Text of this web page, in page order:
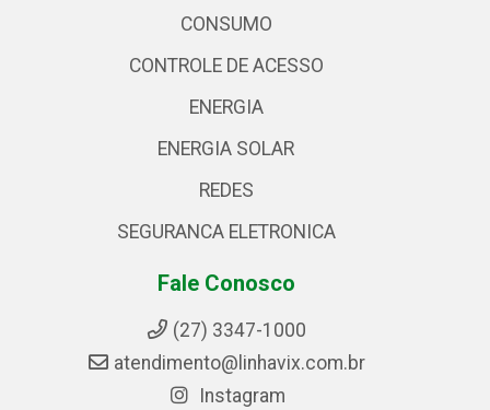
CONSUMO
CONTROLE DE ACESSO
ENERGIA
ENERGIA SOLAR
REDES
SEGURANCA ELETRONICA
Fale Conosco
(27) 3347-1000
atendimento@linhavix.com.br
Instagram